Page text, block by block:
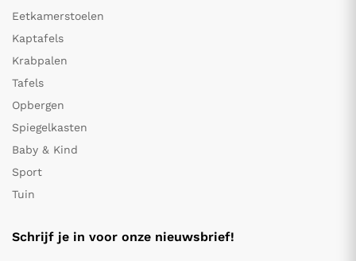
Eetkamerstoelen
Kaptafels
Krabpalen
Tafels
Opbergen
Spiegelkasten
Baby & Kind
Sport
Tuin
Schrijf je in voor onze nieuwsbrief!